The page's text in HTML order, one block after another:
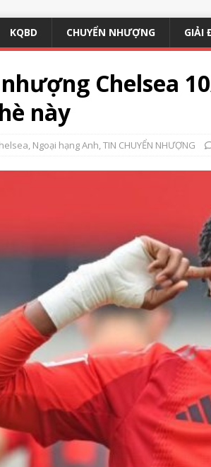
KQBD CHUYỂN NHƯỢNG GIẢI
Chelsea
này
, Ngoại hạng Anh,TIN CHUYỂN NHƯỢNG